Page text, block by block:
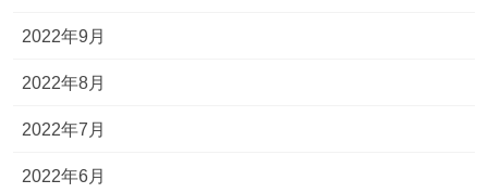
2022年9月
2022年8月
2022年7月
2022年6月